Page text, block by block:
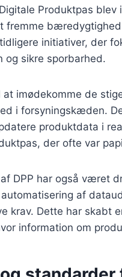
Produktpas blev
fremme
initiativer, der
og sikre sporbarhed.
at imødekomme de
i forsyningskæden.
produktdata i
der ofte var
DPP har også været
af
krav. Dette har skabt
information om